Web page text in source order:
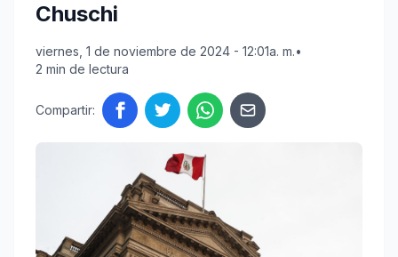
Chuschi
viernes, 1 de noviembre de 2024 - 12:01a. m.•
2 min de lectura
Compartir: